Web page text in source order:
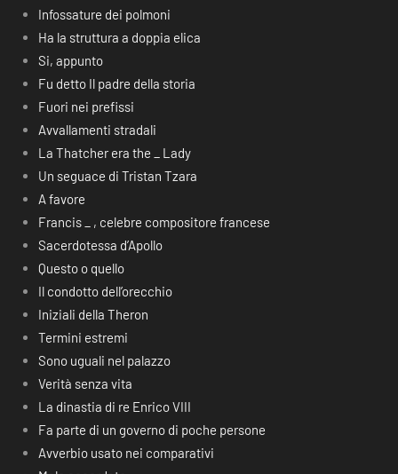
Infossature dei polmoni
Ha la struttura a doppia elica
Si, appunto
Fu detto Il padre della storia
Fuori nei prefissi
Avvallamenti stradali
La Thatcher era the _ Lady
Un seguace di Tristan Tzara
A favore
Francis _ , celebre compositore francese
Sacerdotessa d’Apollo
Questo o quello
Il condotto dell’orecchio
Iniziali della Theron
Termini estremi
Sono uguali nel palazzo
Verità senza vita
La dinastia di re Enrico VIII
Fa parte di un governo di poche persone
Avverbio usato nei comparativi